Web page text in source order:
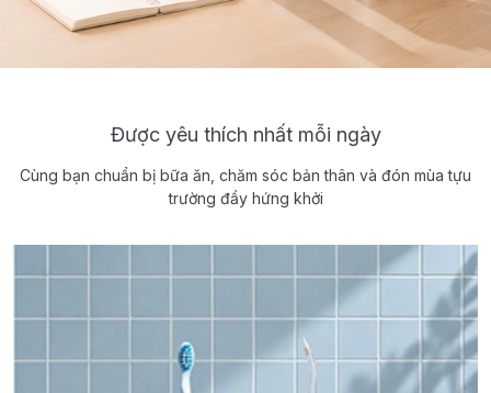
Được yêu thích nhất mỗi ngày
Cùng bạn chuẩn bị bữa ăn, chăm sóc bản thân và đón mùa tựu
trường đầy hứng khởi